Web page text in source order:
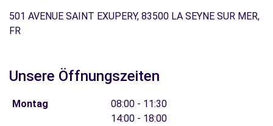
501 AVENUE SAINT EXUPERY, 83500 LA SEYNE SUR MER,
FR
Unsere Öffnungszeiten
Montag
08:00 - 11:30
14:00 - 18:00